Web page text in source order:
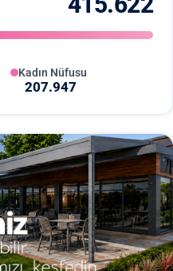
Kadın Nüfusu
207.947